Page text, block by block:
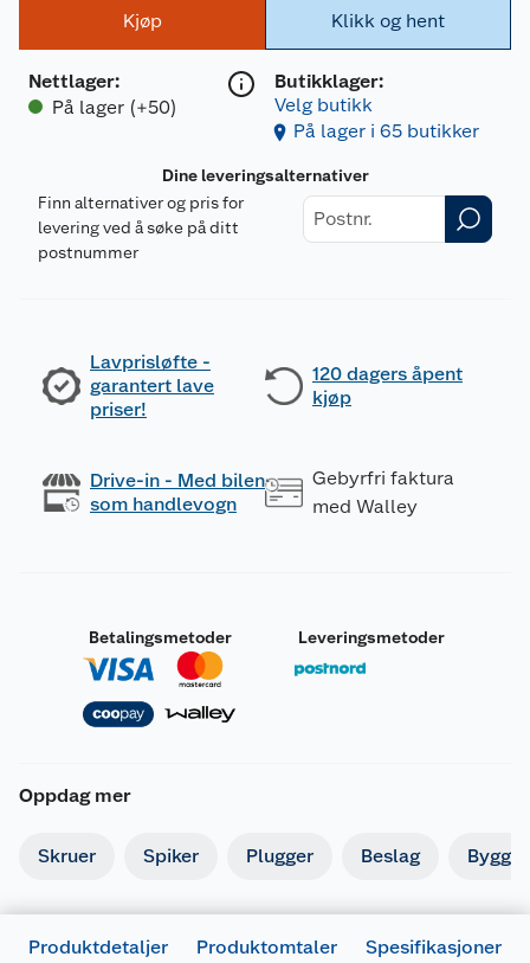
Kjøp
Nettlager:
På lager (+50)
Klikk og hent
Butikklager:
Velg butikk
På lager i 65 butikker
Dine leveringsalternativer
Finn alternativer og pris for
levering ved å søke på ditt
postnummer
Lavprisløfte -
garantert lave
priser!
120 dagers åpent
kjøp
Drive-in - Med bilen
som handlevogn
Gebyrfri faktura
med Walley
Betalingsmetoder Leveringsmetoder
Oppdag mer
Skruer Spiker Plugger Beslag
Produktdetaljer Produktomtaler Spesifikasjoner